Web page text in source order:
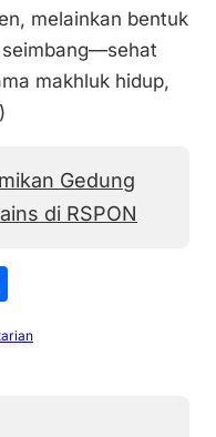
melainkan bentuk
seimbang—sehat
makhluk hidup,
Gedung
di RSPON
h
ar